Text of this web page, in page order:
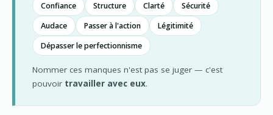
Confiance Structure Clarté
Sécurité
Audace
Passer à l'action
Légitimité
Dépasser le perfectionnisme
Nommer ces manques n'est pas se juger — c'est
pouvoir travailler avec eux.